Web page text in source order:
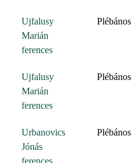
Ujfalusy
Marián
ferences
Plébános
Ujfalusy
Marián
ferences
Plébános
Urbanovics
Jónás
ferences
Plébános